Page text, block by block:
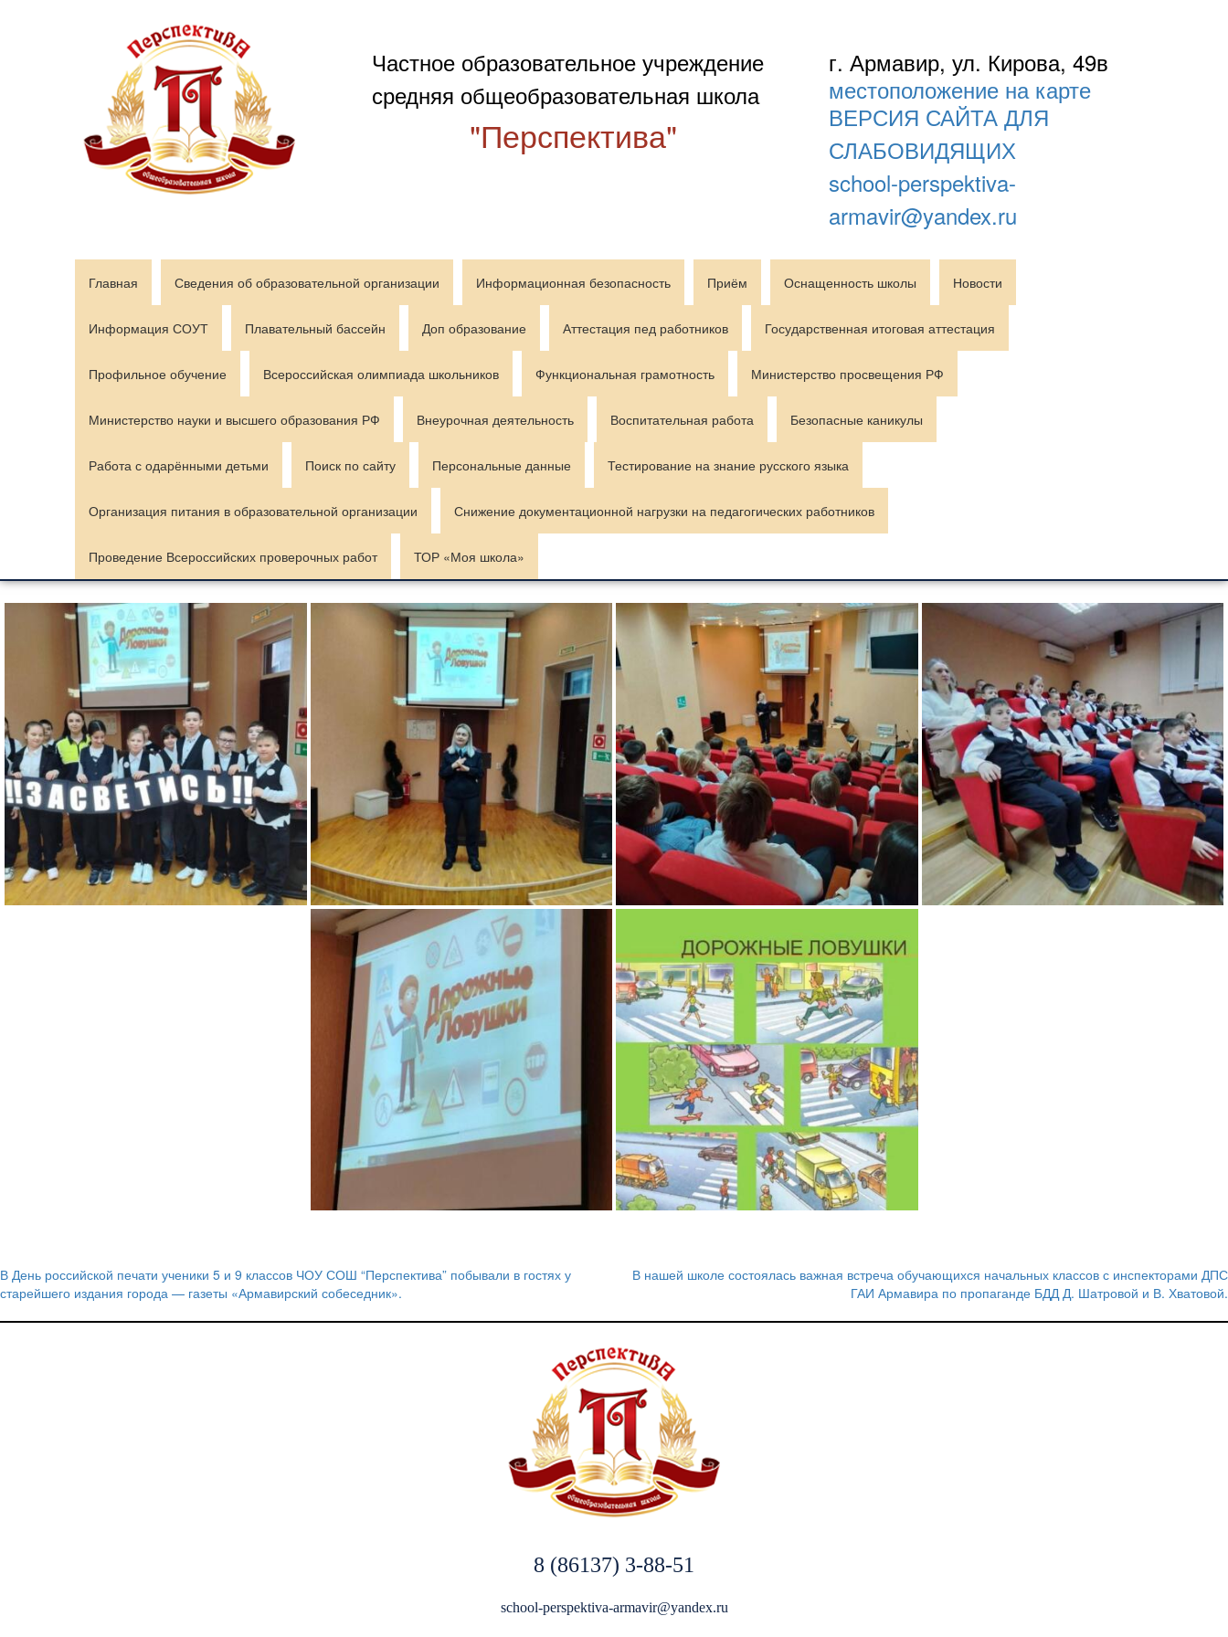
Частное образовательное учреждение
средняя общеобразовательная школа
"Перспектива"
г. Армавир, ул. Кирова, 49в
местоположение на карте
ВЕРСИЯ САЙТА ДЛЯ
СЛАБОВИДЯЩИХ
school-perspektiva-
armavir@yandex.ru
Главная Сведения об образовательной организации Информационная безопасность Приём Оснащенность школы Новости
Информация СОУТ Плавательный бассейн Доп образование Аттестация пед работников Государственная итоговая аттестация
Профильное обучение Всероссийская олимпиада школьников Функциональная грамотность Министерство просвещения РФ
Министерство науки и высшего образования РФ Внеурочная деятельность Воспитательная работа Безопасные каникулы
Работа с одарёнными детьми Поиск по сайту Персональные данные Тестирование на знание русского языка
Организация питания в образовательной организации Снижение документационной нагрузки на педагогических работников
Проведение Всероссийских проверочных работ ТОР «Моя школа»
Навигация
по
В День российской печати ученики 5 и 9 классов ЧОУ СОШ “Перспектива” побывали в гостях у
старейшего издания города — газеты «Армавирский собеседник».
В нашей школе состоялась важная встреча обучающихся начальных классов с инспекторами ДПС
ГАИ Армавира по пропаганде БДД Д. Шатровой и В. Хватовой.
8 (86137) 3-88-51
school-perspektiva-armavir@yandex.ru